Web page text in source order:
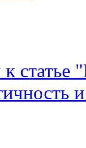
статье